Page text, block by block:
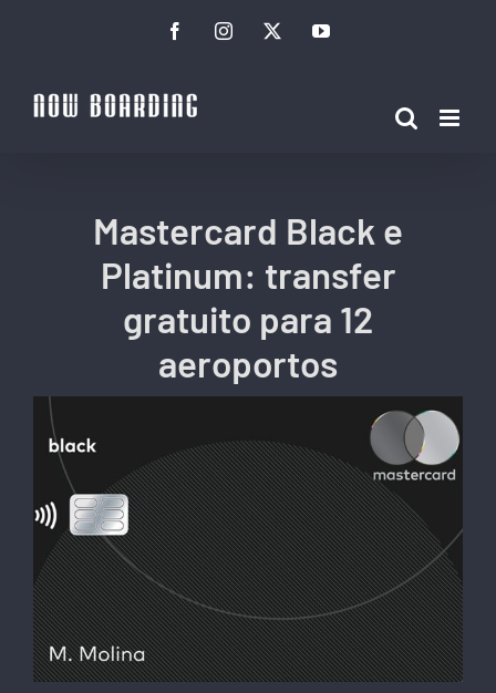
conteúdo
FacebookInstagramTwitterYouTube
Mastercard Black e
Platinum: transfer
gratuito para 12
aeroportos